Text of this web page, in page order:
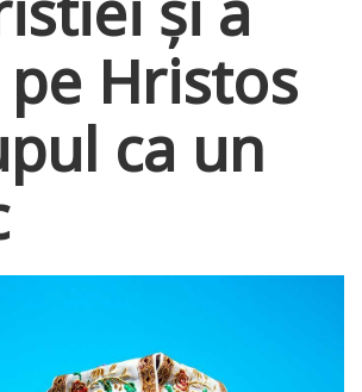
Hristos
ca un